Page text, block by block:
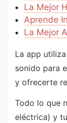
La Mejor
Aprende
La Mejor
La app
sonido para
y ofrecerte
Todo lo que
eléctrica) y